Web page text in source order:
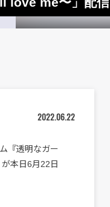
2022.06.22
『透明なガー
本日6月22日